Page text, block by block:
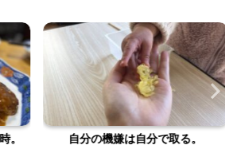
分の機嫌は自分で取る。
やりたい事